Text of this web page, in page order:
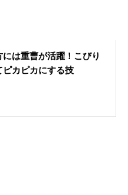
は重曹が活躍！こびり
カピカにする技